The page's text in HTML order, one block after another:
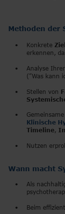
Methoden der
• Konkrete
erkennen,
•
Analyse
(”Was kann
• Stellen von
•
Klinische
Timeline,
• Nutzen
Wann macht
•
Als
• Beim